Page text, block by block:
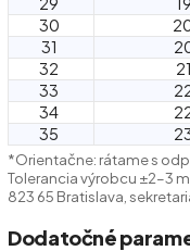
30
31
32
33
34
35
*Orientačne: rátame s
Tolerancia výrobcu ±2–3
823 65 Bratislava,
Dodatočné